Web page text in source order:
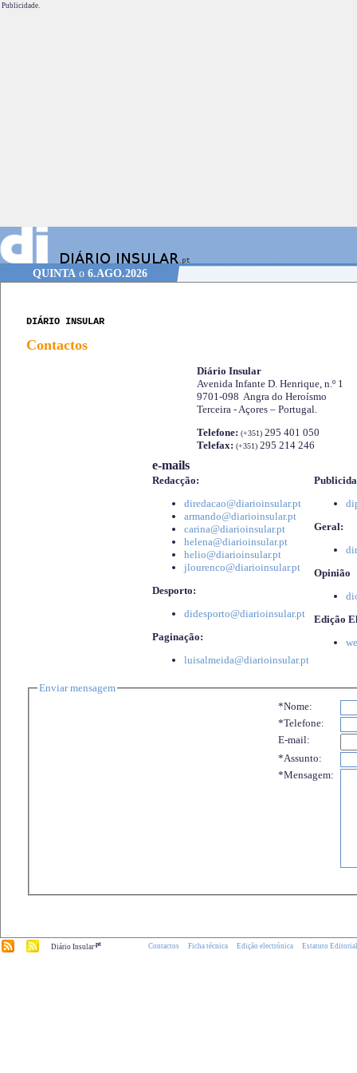
Publicidade.
QUINTAo 6.AGO.2026
DIÁRIO INSULAR
Contactos
Diário Insular
Avenida Infante D. Henrique, n.º 1
9701-098 Angra do Heroísmo
Terceira - Açores – Portugal.
Telefone: (+351) 295 401 050
Telefax: (+351) 295 214 246
e-mails
Redacção:
diredacao@diarioinsular.pt
armando@diarioinsular.pt
carina@diarioinsular.pt
helena@diarioinsular.pt
helio@diarioinsular.pt
jlourenco@diarioinsular.pt
Desporto:
didesporto@diarioinsular.pt
Paginação:
luisalmeida@diarioinsular.pt
Geral:
Opinião
Edição
Enviar mensagem
*Nome:
*Telefone:
E-mail:
*Assunto:
*Mensagem:
Diário Insular.pt Contactos Ficha técnica Edição electrónica Estatuto Editorial